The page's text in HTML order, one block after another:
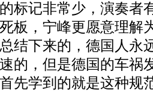
标记非常少，演奏者
板，宁峰更愿意理解
结下来的，德国人永
的，但是德国的车祸
先学到的就是这种规